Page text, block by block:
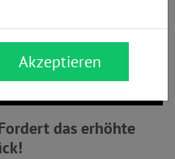
das erhöhte
Akzeptieren